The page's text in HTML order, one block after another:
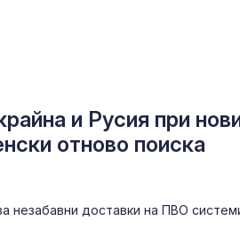
и Русия при
отново поиска
незабавни доставки на ПВО